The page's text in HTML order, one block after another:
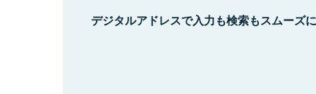
デジタルアドレスで入力も検索もスムーズ